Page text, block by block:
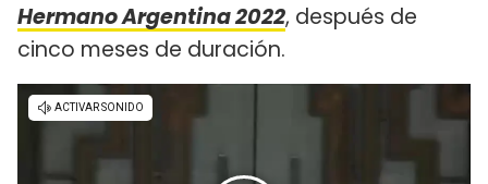
Hermano Argentina 2022, después de
cinco meses de duración.